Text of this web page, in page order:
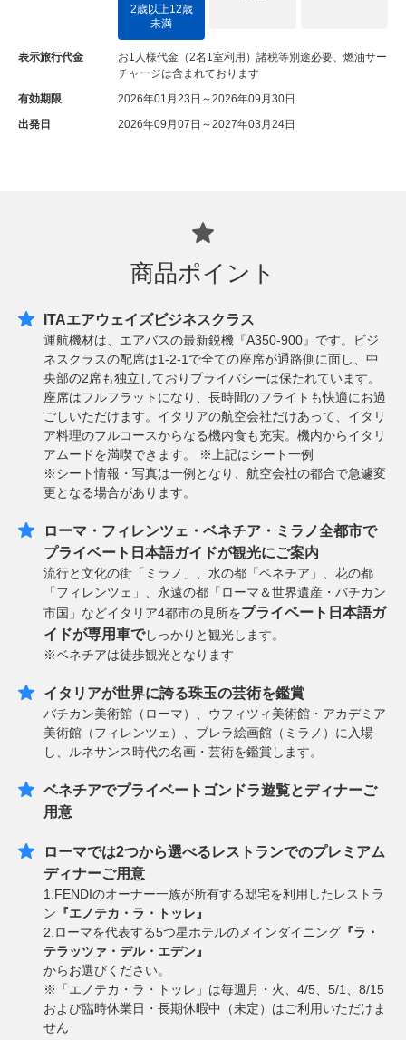
2歳以上12歳
未満
表示旅行代金
お1人様代金（2名1室利用）諸税等別途必要、燃油サー
チャージは含まれております
有効期限
2026年01月23日～2026年09月30日
出発日
2026年09月07日～2027年03月24日
商品ポイント
ITAエアウェイズビジネスクラス
運航機材は、エアバスの最新鋭機『A350-900』です。ビジ
ネスクラスの配席は1-2-1で全ての座席が通路側に面し、中
央部の2席も独立しておりプライバシーは保たれています。
座席はフルフラットになり、長時間のフライトも快適にお過
ごしいただけます。イタリアの航空会社だけあって、イタリ
ア料理のフルコースからなる機内食も充実。機内からイタリ
アムードを満喫できます。 ※上記はシート一例
※シート情報・写真は一例となり、航空会社の都合で急遽変
更となる場合があります。
ローマ・フィレンツェ・ベネチア・ミラノ全都市で
プライベート日本語ガイドが観光にご案内
流行と文化の街「ミラノ」、水の都「ベネチア」、花の都
「フィレンツェ」、永遠の都「ローマ＆世界遺産・バチカン
市国」などイタリア4都市の見所をプライベート日本語ガ
イドが専用車でしっかりと観光します。
※ベネチアは徒歩観光となります
イタリアが世界に誇る珠玉の芸術を鑑賞
バチカン美術館（ローマ）、ウフィツィ美術館・アカデミア
美術館（フィレンツェ）、ブレラ絵画館（ミラノ）に入場
し、ルネサンス時代の名画・芸術を鑑賞します。
ベネチアでプライベートゴンドラ遊覧とディナーご
用意
ローマでは2つから選べるレストランでのプレミアム
ディナーご用意
1.FENDIのオーナー一族が所有する邸宅を利用したレストラ
ン 『エノテカ・ラ・トッレ』
2.ローマを代表する5つ星ホテルのメインダイニング 『ラ・
テラッツァ・デル・エデン』
からお選びください。
※「エノテカ・ラ・トッレ」は毎週月・火、4/5、5/1、8/15
および臨時休業日・長期休暇中（未定）はご利用いただけま
せん